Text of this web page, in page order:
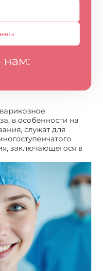
нам:
в особенности на
служат для
заключающегося в